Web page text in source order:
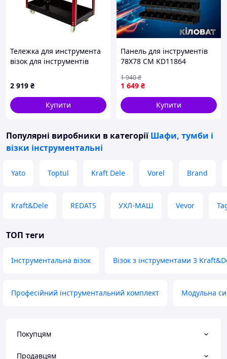
Тележка для инструмента
візок для інструментів
2 919 ₴
Купити
Панель для інструментів
78X78 СМ KD11864
деталей
1 649 ₴
1 940₴
Купити
Популярні виробники в категорії Шафи, тумби і
візки інструментальні
Yato Toptul Kraft Dele Vorel Brand
Kraft&Dele REDATS УХЛ-МАШ Vevor
ТОП теги
Інструментальна візок Візок з інструментами 3
Професійний інструментальний комплект Модульна
Покупцям
Продавцям